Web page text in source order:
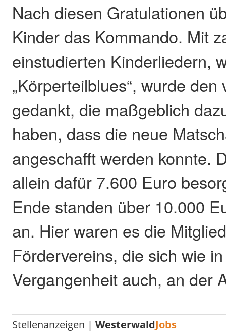
Nach diesen Gratulationen
Kinder das Kommando. Mit
einstudierten Kinderliedern,
„Körperteilblues“, wurde
gedankt, die maßgeblich
haben, dass die neue
angeschafft werden konnte.
allein dafür 7.600 Euro
Ende standen über 10.000
an. Hier waren es die
Fördervereins, die sich wie
Vergangenheit auch, an der
Stellenanzeigen |WesterwaldJobs